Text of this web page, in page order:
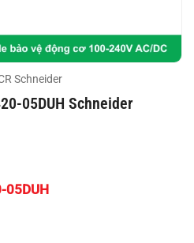
Schneider
05DUH Schneider
05DUH